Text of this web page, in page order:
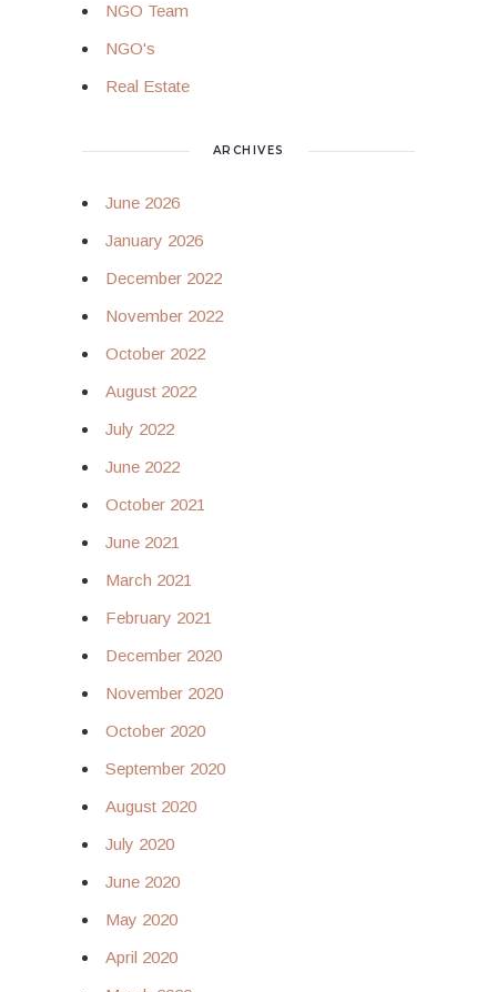
NGO Team
NGO's
Real Estate
ARCHIVES
June 2026
January 2026
December 2022
November 2022
October 2022
August 2022
July 2022
June 2022
October 2021
June 2021
March 2021
February 2021
December 2020
November 2020
October 2020
September 2020
August 2020
July 2020
June 2020
May 2020
April 2020